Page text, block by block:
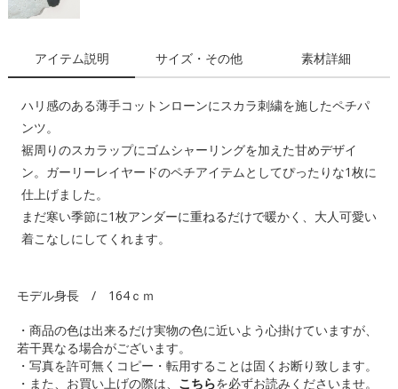
アイテム説明 サイズ・その他 素材詳細
ハリ感のある薄手コットンローンにスカラ刺繍を施したペチパ
ンツ。
裾周りのスカラップにゴムシャーリングを加えた甘めデザイ
ン。ガーリーレイヤードのペチアイテムとしてぴったりな1枚に
仕上げました。
まだ寒い季節に1枚アンダーに重ねるだけで暖かく、大人可愛い
着こなしにしてくれます。
モデル身長 / 164ｃｍ
・商品の色は出来るだけ実物の色に近いよう心掛けていますが、
若干異なる場合がございます。
・写真を許可無くコピー・転用することは固くお断り致します。
・また、お買い上げの際は、 こちらを必ずお読みくださいませ。